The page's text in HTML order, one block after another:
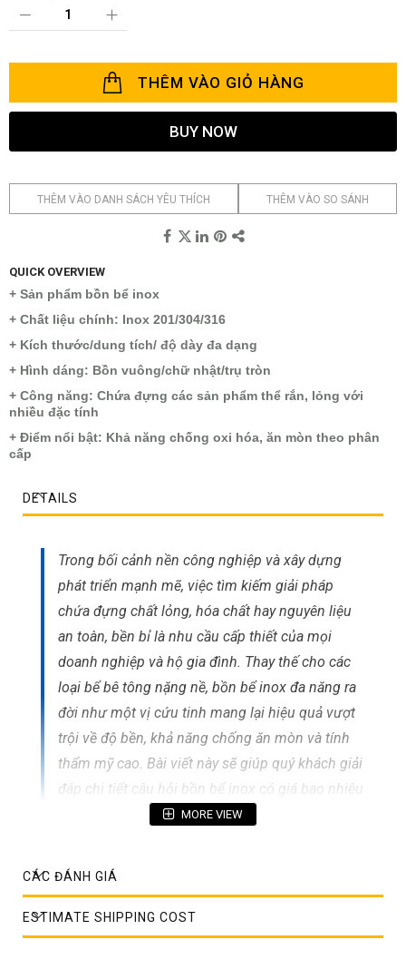
THÊM VÀO GIỎ HÀNG
BUY NOW
THÊM VÀO DANH SÁCH YÊU THÍCH THÊM VÀO SO SÁNH
QUICK OVERVIEW
+ Sản phẩm bồn bể inox
+ Chất liệu chính: Inox 201/304/316
+ Kích thước/dung tích/ độ dày đa dạng
+ Hình dáng: Bồn vuông/chữ nhật/trụ tròn
+ Công năng: Chứa đựng các sản phẩm thể rắn, lỏng với
nhiều đặc tính
+ Điểm nổi bật: Khả năng chống oxi hóa, ăn mòn theo phân
cấp
DETAILS
Trong bối cảnh nền công nghiệp và xây dựng
phát triển mạnh mẽ, việc tìm kiếm giải pháp
chứa đựng chất lỏng, hóa chất hay nguyên liệu
an toàn, bền bỉ là nhu cầu cấp thiết của mọi
doanh nghiệp và hộ gia đình. Thay thế cho các
loại bể bê tông nặng nề, bồn bể inox đa năng ra
đời như một vị cứu tinh mang lại hiệu quả vượt
trội về độ bền, khả năng chống ăn mòn và tính
thẩm mỹ cao. Bài viết này sẽ giúp quý khách giải
đáp chi tiết câu hỏi bồn bể inox có giá bao nhiêu
và tìm ra địa chỉ mua hàng uy tín nhất. Đừng
qua số hotline
128để nhận tư vấn chuyên sâu và báo giá
nhanh chóng.
MORE VIEW
CÁC ĐÁNH GIÁ
ESTIMATE SHIPPING COST